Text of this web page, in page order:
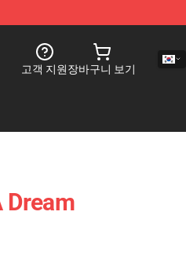
고객 지원장바구니 보기
Dream